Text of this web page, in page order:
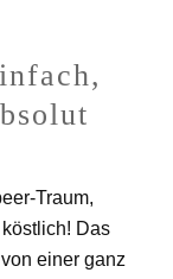
Traum,
Das
einer ganz